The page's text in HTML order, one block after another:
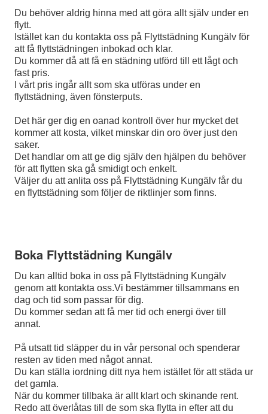
Du behöver aldrig hinna med att göra allt själv under en
flytt.
Istället kan du kontakta oss på Flyttstädning Kungälv för
att få flyttstädningen inbokad och klar.
Du kommer då att få en städning utförd till ett lågt och
fast pris.
I vårt pris ingår allt som ska utföras under en
flyttstädning, även fönsterputs.
Det här ger dig en oanad kontroll över hur mycket det
kommer att kosta, vilket minskar din oro över just den
saker.
Det handlar om att ge dig själv den hjälpen du behöver
för att flytten ska gå smidigt och enkelt.
Väljer du att anlita oss på Flyttstädning Kungälv får du
en flyttstädning som följer de riktlinjer som finns.
Boka Flyttstädning Kungälv
Du kan alltid boka in oss på Flyttstädning Kungälv
genom att kontakta oss.Vi bestämmer tillsammans en
dag och tid som passar för dig.
Du kommer sedan att få mer tid och energi över till
annat.
På utsatt tid släpper du in vår personal och spenderar
resten av tiden med något annat.
Du kan ställa iordning ditt nya hem istället för att städa ur
det gamla.
När du kommer tillbaka är allt klart och skinande rent.
Redo att överlåtas till de som ska flytta in efter att du